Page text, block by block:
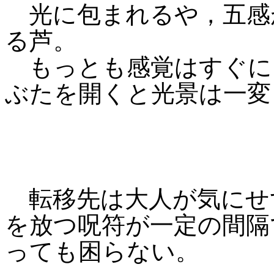
光に包まれるや，五
る芦。
もっとも感覚はすぐ
ぶたを開くと光景は一
転移先は大人が気に
を放つ呪符が一定の間
っても困らない。